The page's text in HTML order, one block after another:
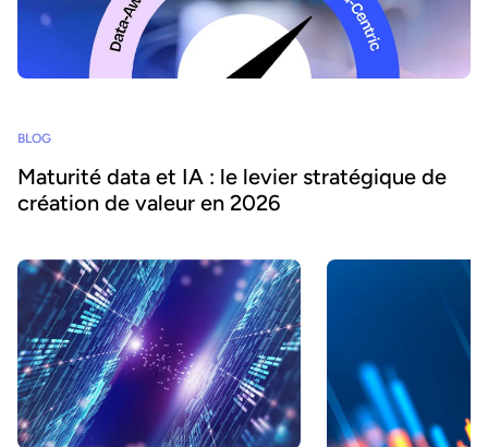
BLOG
Maturité data et IA : le levier stratégique de
création de valeur en 2026